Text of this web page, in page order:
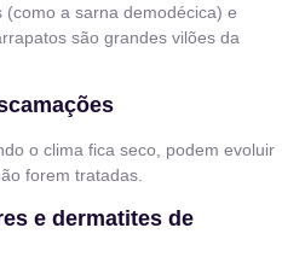
a sarna demodécica) e
são grandes vilões da
o clima fica seco, podem evoluir
forem tratadas.
e dermatites de